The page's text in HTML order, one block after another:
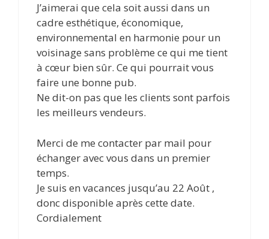
J’aimerai que cela soit aussi dans un
cadre esthétique, économique,
environnemental en harmonie pour un
voisinage sans problème ce qui me tient
à cœur bien sûr. Ce qui pourrait vous
faire une bonne pub.
Ne dit-on pas que les clients sont parfois
les meilleurs vendeurs.
Merci de me contacter par mail pour
échanger avec vous dans un premier
temps.
Je suis en vacances jusqu’au 22 Août ,
donc disponible après cette date.
Cordialement